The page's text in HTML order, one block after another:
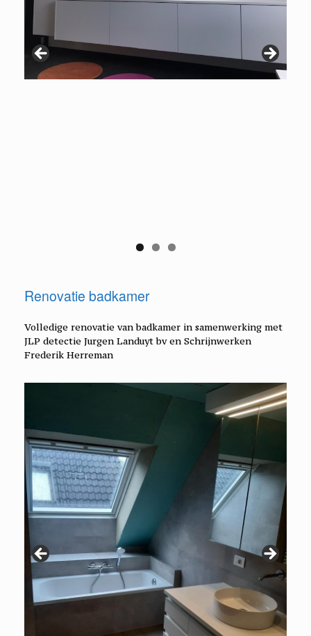
Renovatie badkamer
Volledige renovatie van badkamer in samenwerking met
JLP detectie Jurgen Landuyt bv en Schrijnwerken
Frederik Herreman